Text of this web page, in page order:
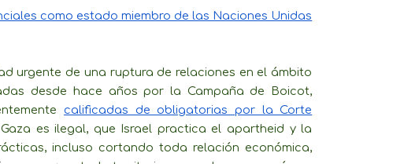
como estado miembro de las Naciones Unidas
urgente de una ruptura de relaciones en el ámbito
desde hace años por la Campaña de Boicot,
calificadas de obligatorias por la Corte
es ilegal, que Israel practica el apartheid y la
incluso cortando toda relación económica,